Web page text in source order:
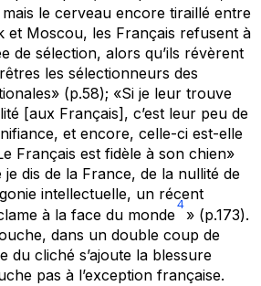
le cerveau encore tiraillé entre
et Moscou, les Français refusent à
de sélection, alors qu’ils révèrent
les sélectionneurs des
(p.58); «Si je leur trouve
[aux Français], c’est leur peu de
et encore, celle-ci est-elle
Français est fidèle à son chien»
dis de la France, de la nullité de
intellectuelle, un récent
à la face du monde
4
» (p.173).
dans un double coup de
du cliché s’ajoute la blessure
pas à l’exception française.